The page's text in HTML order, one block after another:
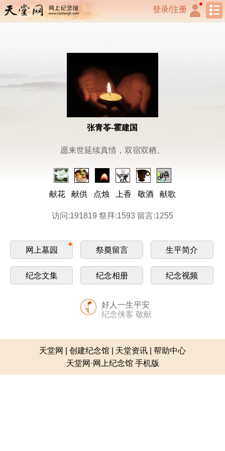
登录/注册
张青苓-霍建国
愿来世延续真情，双宿双栖。
献花 献供 点烛 上香 敬酒 献歌
访问:191819 祭拜:1593 留言:1255
网上墓园 祭奠留言 生平简介
纪念文集 纪念相册 纪念视频
好人一生平安
纪念侠客 敬献
天堂网 创建纪念馆 天堂资讯
帮助中心
天堂网·网上纪念馆 手机版